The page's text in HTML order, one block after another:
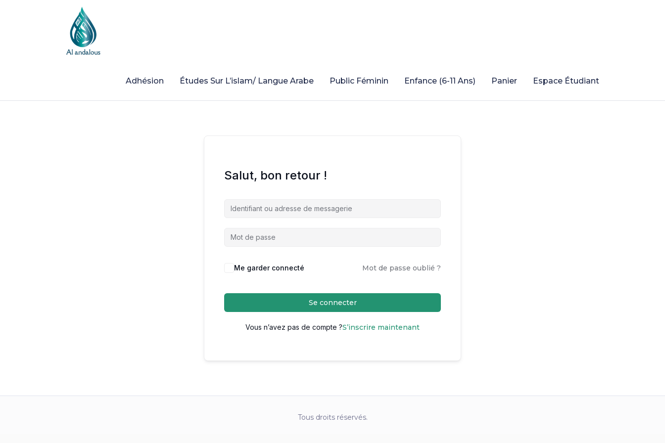
Adhésion Études Sur L’islam/ Langue Arabe Public Féminin Enfance (6-11 Ans) Panier Espace Étudiant
Salut, bon retour !
Me garder connecté Mot de passe oublié ?
Se connecter
Vous n’avez pas de compte ?S’inscrire maintenant
Tous droits réservés.